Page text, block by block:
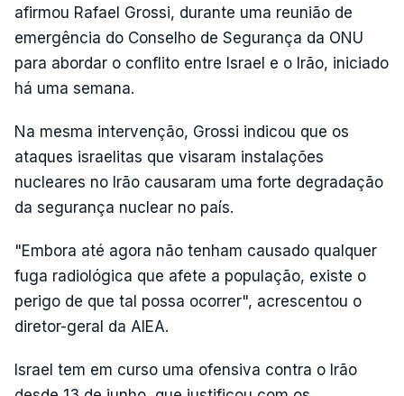
afirmou Rafael Grossi, durante uma reunião de
emergência do Conselho de Segurança da ONU
para abordar o conflito entre Israel e o Irão, iniciado
há uma semana.
Na mesma intervenção, Grossi indicou que os
ataques israelitas que visaram instalações
nucleares no Irão causaram uma forte degradação
da segurança nuclear no país.
"Embora até agora não tenham causado qualquer
fuga radiológica que afete a população, existe o
perigo de que tal possa ocorrer", acrescentou o
diretor-geral da AIEA.
Israel tem em curso uma ofensiva contra o Irão